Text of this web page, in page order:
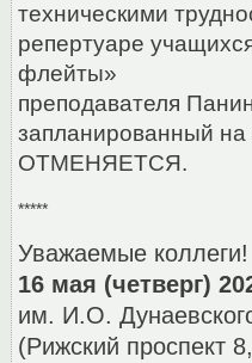
техническими
репертуаре
флейты»
преподавателя
запланированный на
ОТМЕНЯЕТСЯ.
*****
Уважаемые коллеги!
16 мая (четверг)
им. И.О.
(Рижский проспект